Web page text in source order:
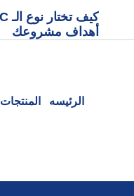
أهداف مشروعك
الرئيسه المنتجات